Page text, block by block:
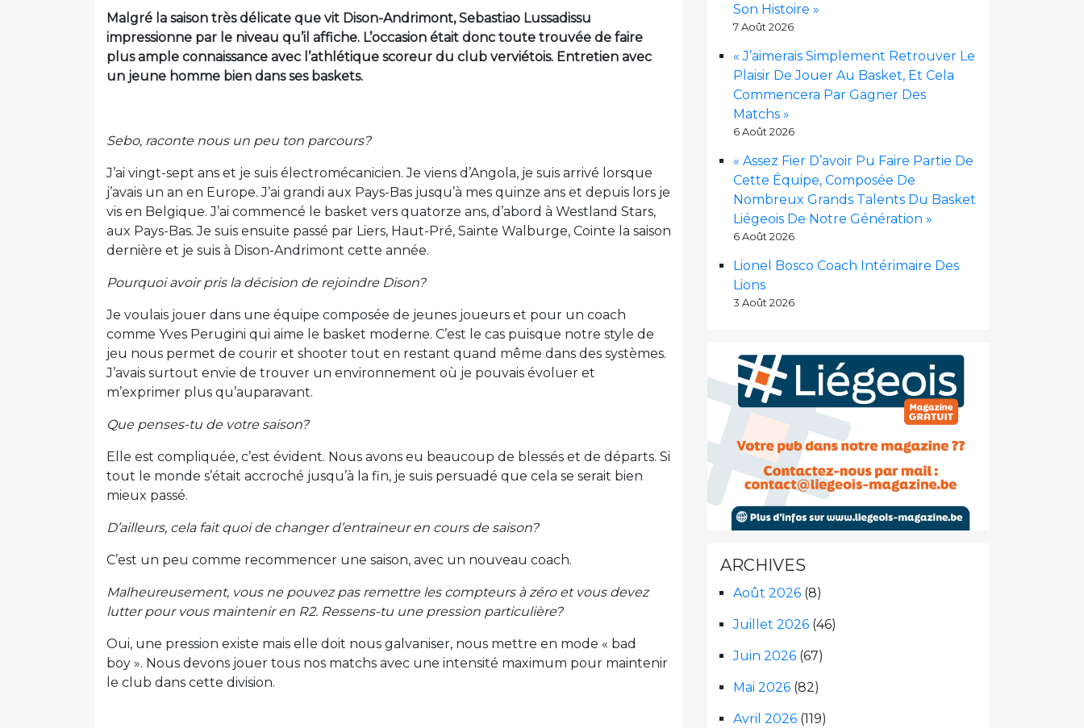
Malgré la saison très délicate que vit Dison-Andrimont, Sebastiao Lussadissu
impressionne par le niveau qu’il affiche. L’occasion était donc toute trouvée de faire
plus ample connaissance avec l’athlétique scoreur du club verviétois. Entretien avec
un jeune homme bien dans ses baskets.
Sebo, raconte nous un peu ton parcours?
J’ai vingt-sept ans et je suis électromécanicien. Je viens d’Angola, je suis arrivé lorsque
j’avais un an en Europe. J’ai grandi aux Pays-Bas jusqu’à mes quinze ans et depuis lors je
vis en Belgique. J’ai commencé le basket vers quatorze ans, d’abord à Westland Stars,
aux Pays-Bas. Je suis ensuite passé par Liers, Haut-Pré, Sainte Walburge, Cointe la saison
dernière et je suis à Dison-Andrimont cette année.
Pourquoi avoir pris la décision de rejoindre Dison?
Je voulais jouer dans une équipe composée de jeunes joueurs et pour un coach
comme Yves Perugini qui aime le basket moderne. C’est le cas puisque notre style de
jeu nous permet de courir et shooter tout en restant quand même dans des systèmes.
J’avais surtout envie de trouver un environnement où je pouvais évoluer et
m’exprimer plus qu’auparavant.
Que penses-tu de votre saison?
Elle est compliquée, c’est évident. Nous avons eu beaucoup de blessés et de départs. Si
tout le monde s’était accroché jusqu’à la fin, je suis persuadé que cela se serait bien
mieux passé.
D’ailleurs, cela fait quoi de changer d’entraineur en cours de saison?
C’est un peu comme recommencer une saison, avec un nouveau coach.
Malheureusement, vous ne pouvez pas remettre les compteurs à zéro et vous devez
lutter pour vous maintenir en R2. Ressens-tu une pression particulière?
Oui, une pression existe mais elle doit nous galvaniser, nous mettre en mode « bad
boy ». Nous devons jouer tous nos matchs avec une intensité maximum pour maintenir
le club dans cette division.
Son Histoire »
7 Août 2026
« J’aimerais Simplement Retrouver Le
Plaisir De Jouer Au Basket, Et Cela
Commencera Par Gagner Des
Matchs »
6 Août 2026
« Assez Fier D’avoir Pu Faire Partie De
Cette Équipe, Composée De
Nombreux Grands Talents Du Basket
Liégeois De Notre Génération »
6 Août 2026
Lionel Bosco Coach Intérimaire Des
Lions
3 Août 2026
ARCHIVES
Août 2026 (8)
Juillet 2026 (46)
Juin 2026 (67)
Mai 2026 (82)
Avril 2026 (119)